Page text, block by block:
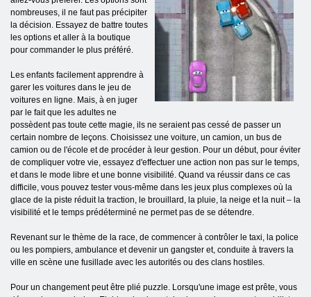
nombreuses, il ne faut pas précipiter
la décision. Essayez de battre toutes
les options et aller à la boutique
pour commander le plus préféré.
Les enfants facilement apprendre à
garer les voitures dans le jeu de
voitures en ligne. Mais, à en juger
par le fait que les adultes ne
possèdent pas toute cette magie, ils ne seraient pas cessé de passer un
certain nombre de leçons. Choisissez une voiture, un camion, un bus de
camion ou de l'école et de procéder à leur gestion. Pour un début, pour éviter
de compliquer votre vie, essayez d'effectuer une action non pas sur le temps,
et dans le mode libre et une bonne visibilité. Quand va réussir dans ce cas
difficile, vous pouvez tester vous-même dans les jeux plus complexes où la
glace de la piste réduit la traction, le brouillard, la pluie, la neige et la nuit – la
visibilité et le temps prédéterminé ne permet pas de se détendre.
Revenant sur le thème de la race, de commencer à contrôler le taxi, la police
ou les pompiers, ambulance et devenir un gangster et, conduite à travers la
ville en scène une fusillade avec les autorités ou des clans hostiles.
Pour un changement peut être plié puzzle. Lorsqu'une image est prête, vous